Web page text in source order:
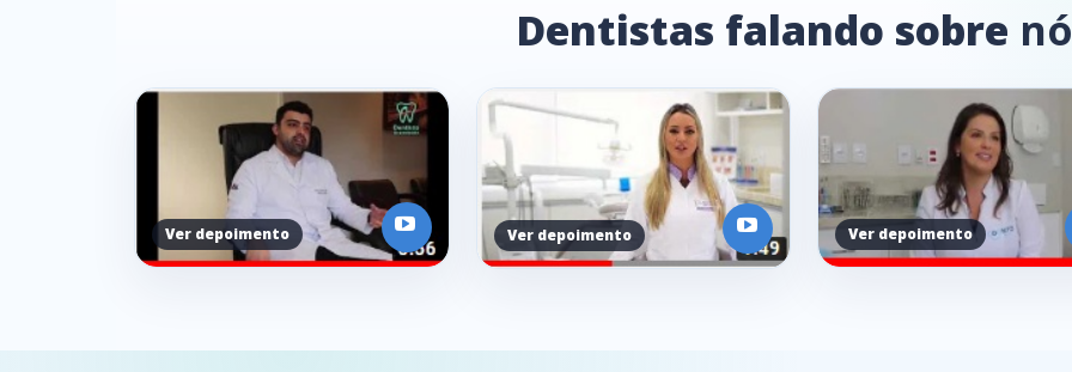
Dentistas falando sobre